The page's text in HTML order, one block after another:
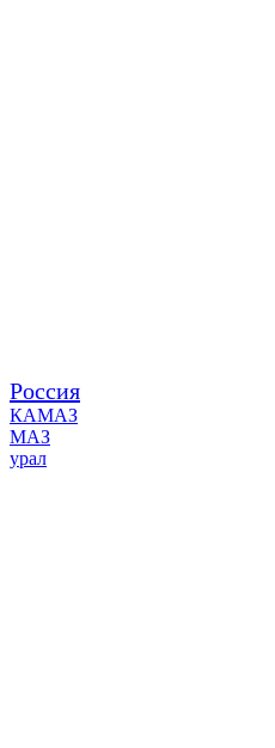
Россия
КАМАЗ
МАЗ
урал